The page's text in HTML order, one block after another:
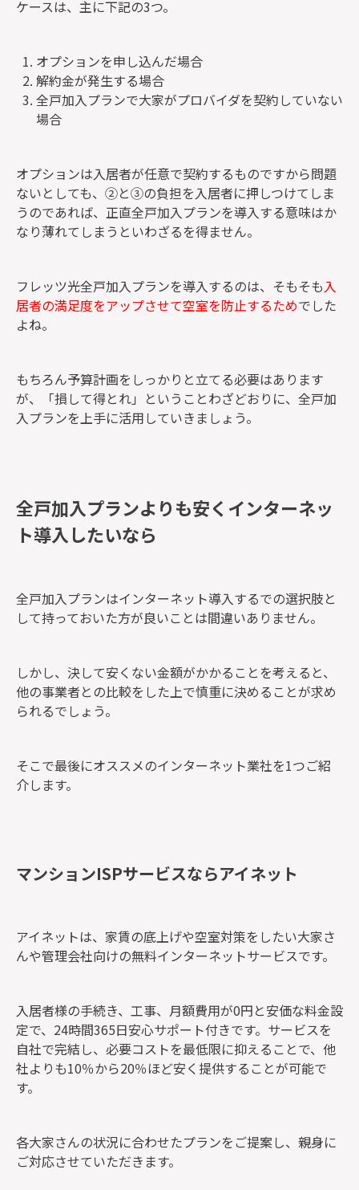
ケースは、主に下記の3つ。
オプションを申し込んだ場合
解約金が発生する場合
全戸加入プランで大家がプロバイダを契約していない
場合
オプションは入居者が任意で契約するものですから問題
ないとしても、②と③の負担を入居者に押しつけてしま
うのであれば、正直全戸加入プランを導入する意味はか
なり薄れてしまうといわざるを得ません。
フレッツ光全戸加入プランを導入するのは、そもそも入
居者の満足度をアップさせて空室を防止するためでした
よね。
もちろん予算計画をしっかりと立てる必要はあります
が、「損して得とれ」ということわざどおりに、全戸加
入プランを上手に活用していきましょう。
全戸加入プランよりも安くインターネッ
ト導入したいなら
全戸加入プランはインターネット導入するでの選択肢と
して持っておいた方が良いことは間違いありません。
しかし、決して安くない金額がかかることを考えると、
他の事業者との比較をした上で慎重に決めることが求め
られるでしょう。
そこで最後にオススメのインターネット業社を1つご紹
介します。
マンションISPサービスならアイネット
アイネットは、家賃の底上げや空室対策をしたい大家さ
んや管理会社向けの無料インターネットサービスです。
入居者様の手続き、工事、月額費用が0円と安価な料金設
定で、24時間365日安心サポート付きです。サービスを
自社で完結し、必要コストを最低限に抑えることで、他
社よりも10％から20％ほど安く提供することが可能で
す。
各大家さんの状況に合わせたプランをご提案し、親身に
ご対応させていただきます。